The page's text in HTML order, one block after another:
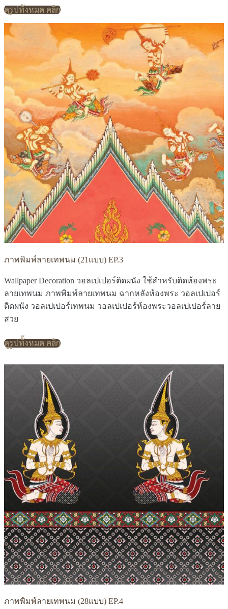
ดูรูปทั้งหมด คลิก
ภาพพิมพ์ลายเทพนม (21แบบ) EP.3
Wallpaper Decoration วอลเปเปอร์ติดผนัง ใช้สำหรับติดห้องพระ
ลายเทพนม ภาพพิมพ์ลายเทพนม ฉากหลังห้องพระ วอลเปเปอร์
ติดผนัง วอลเปเปอร์เทพนม วอลเปเปอร์ห้องพระวอลเปเปอร์ลาย
สวย
ดูรูปทั้งหมด คลิก
ภาพพิมพ์ลายเทพนม (28แบบ) EP.4